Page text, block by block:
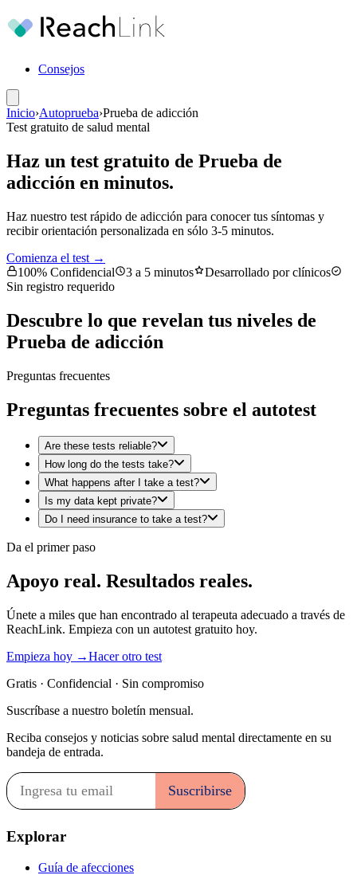
Consejos
Inicio›Autoprueba›Prueba de adicción
Test gratuito de salud mental
Haz un test gratuito de Prueba de
adicción en minutos.
Haz nuestro test rápido de adicción para conocer tus síntomas y
recibir orientación personalizada en sólo 3-5 minutos.
Comienza el test →
100% Confidencial
3 a 5 minutos
Desarrollado por clínicos
Sin registro requerido
Descubre lo que revelan tus niveles de
Prueba de adicción
Preguntas frecuentes
Preguntas frecuentes sobre el autotest
Are these tests reliable?
How long do the tests take?
What happens after I take a test?
Is my data kept private?
Do I need insurance to take a test?
Da el primer paso
Apoyo real. Resultados reales.
Únete a miles que han encontrado al terapeuta adecuado a través de
ReachLink. Empieza con un autotest gratuito hoy.
Empieza hoy →Hacer otro test
Gratis · Confidencial · Sin compromiso
Suscríbase a nuestro boletín mensual.
Reciba consejos y noticias sobre salud mental directamente en su
bandeja de entrada.
Explorar
Guía de afecciones